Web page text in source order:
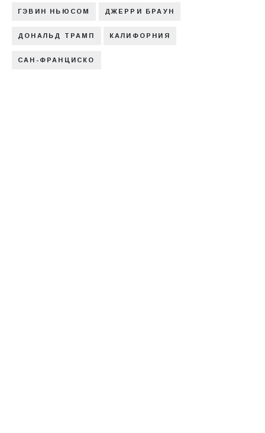
ГЭВИН НЬЮСОМ ДЖЕРРИ БРАУН
ДОНАЛЬД ТРАМП КАЛИФОРНИЯ
САН-ФРАНЦИСКО